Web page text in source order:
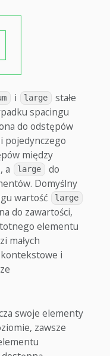
i large
stałe
spacingu
do odstępów
pojedynczego
między
a
large
do
Domyślny
wartość large
do zawartości,
elementu
małych
i
swoje elementy
zawsze